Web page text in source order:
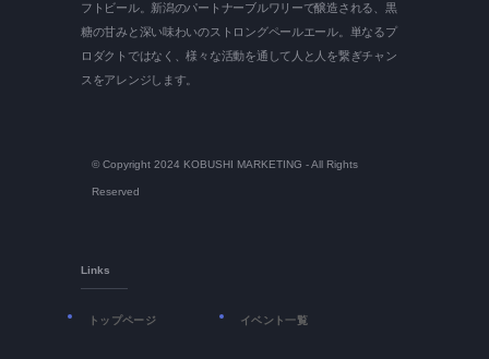
フトビール。新潟のパートナーブルワリーで醸造される、黒
糖の甘みと深い味わいのストロングペールエール。単なるプ
ロダクトではなく、様々な活動を通して人と人を繋ぎチャン
スをアレンジします。
© Copyright 2024 KOBUSHI MARKETING - All Rights
Reserved
Links
トップページ イベント一覧